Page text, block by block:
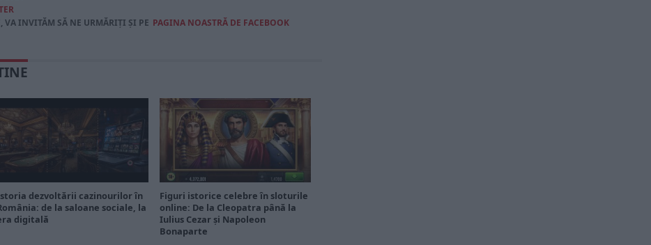
VA INVITĂM SĂ NE URMĂRIȚI ȘI PE PAGINA NOASTRĂ DE FACEBOOK
dezvoltării cazinourilor în
de la saloane sociale, la
digitală
Figuri istorice celebre în sloturile
online: De la Cleopatra până la
Iulius Cezar și Napoleon
Bonaparte